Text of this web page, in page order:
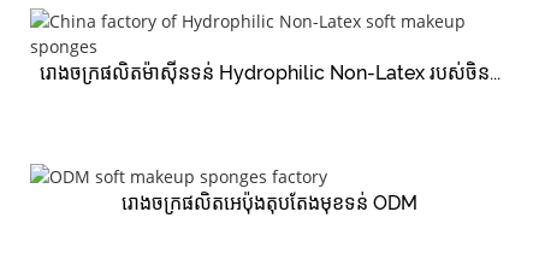
រោងចក្រផលិតម៉ាសុីនទន់ Hydrophilic Non-Latex របស់ចិន...
រោងចក្រផលិតអេប៉ុងតុបតែងមុខទន់ ODM